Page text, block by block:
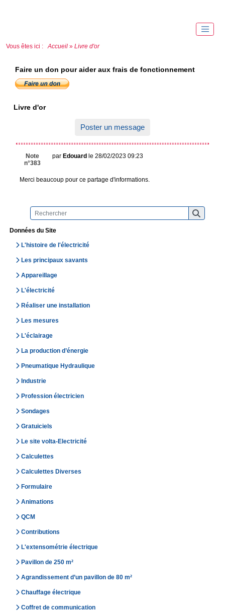
Vous êtes ici : Accueil » Livre d'or
Données du Site
L'histoire de l'électricité
Les principaux savants
Appareillage
L'électricité
Réaliser une installation
Les mesures
L'éclairage
La production d’énergie
Pneumatique Hydraulique
Industrie
Profession électricien
Sondages
Gratuiciels
Le site volta-Electricité
Calculettes
Calculettes Diverses
Formulaire
Animations
QCM
Contributions
L'extensométrie électrique
Pavillon de 250 m²
Agrandissement d’un pavillon de 80 m²
Chauffage électrique
Coffret de communication
Faire un don pour aider aux frais de fonctionnement
Livre d'or
Poster un message
Note
n°383
par Edouardle 28/02/2023 09:23
Merci beaucoup pour ce partage d'informations.